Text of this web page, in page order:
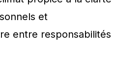
et
entre responsabilités